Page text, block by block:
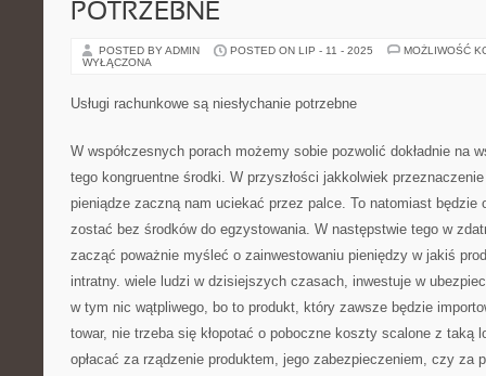
POTRZEBNE
POSTED BY ADMIN POSTED ON LIP - 11 - 2025
MOŻLIWOŚĆ
WYŁĄCZONA
Usługi rachunkowe są niesłychanie potrzebne
W współczesnych porach możemy sobie pozwolić dokładnie na
tego kongruentne środki. W przyszłości jakkolwiek
pieniądze zaczną nam uciekać przez palce. To natomiast będzie
zostać bez środków do egzystowania. W następstwie tego w
zacząć poważnie myśleć o zainwestowaniu pieniędzy w jakiś
intratny. wiele ludzi w dzisiejszych czasach, inwestuje w
w tym nic wątpliwego, bo to produkt, który zawsze będzie
towar, nie trzeba się kłopotać o poboczne koszty scalone z taką
opłacać za rządzenie produktem, jego zabezpieczeniem, czy za